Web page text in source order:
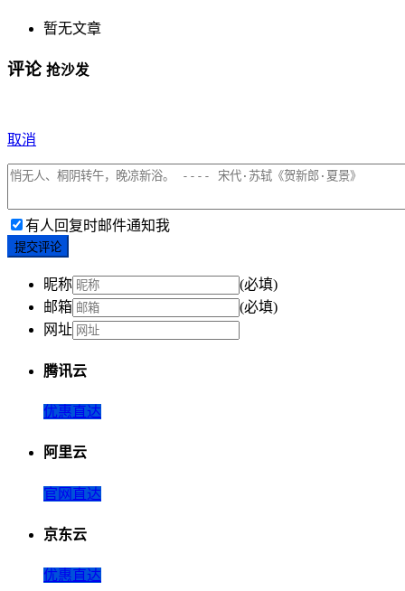
暂无文章
评论 抢沙发
取消
有人回复时邮件通知我
提交评论
昵称
(必填)
邮箱
(必填)
网址
腾讯云
优惠直达
阿里云
官网直达
京东云
优惠直达